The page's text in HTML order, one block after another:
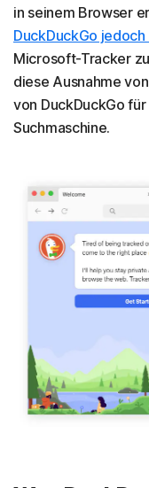
in seinem Browser
DuckDuckGo
Microsoft-Tracker
diese Ausnahme
von DuckDuckGo
Suchmaschine.